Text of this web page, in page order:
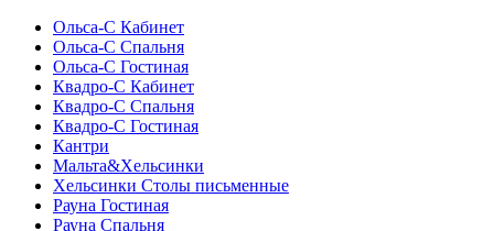
Ольса-С Кабинет
Ольса-С Спальня
Ольса-С Гостиная
Квадро-С Кабинет
Квадро-С Спальня
Квадро-С Гостиная
Кантри
Мальта&Хельсинки
Хельсинки Столы письменные
Рауна Гостиная
Рауна Спальня